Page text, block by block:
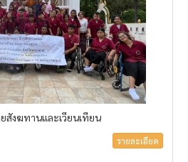
งฆทานและเวียนเทียน
รายละเอียด